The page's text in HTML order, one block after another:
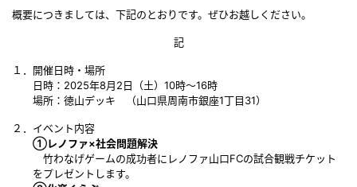
概要につきましては、下記のとおりです。ぜひお越しください。
記
１．開催日時・場所
日時：2025年8月2日（土）10時～16時
場所：徳山デッキ （山口県周南市銀座1丁目31）
２．イベント内容
①レノファ×社会問題解決
竹わなげゲームの成功者にレノファ山口FCの試合観戦チケット
をプレゼントします。